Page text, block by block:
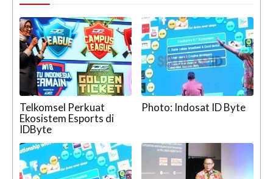
Telkomsel Perkuat
Ekosistem Esports di
IDByte
Photo: Indosat ID Byte